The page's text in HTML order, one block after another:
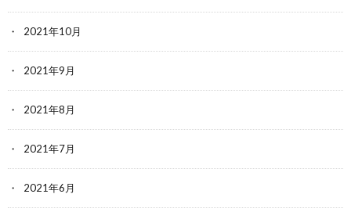
2021年10月
2021年9月
2021年8月
2021年7月
2021年6月